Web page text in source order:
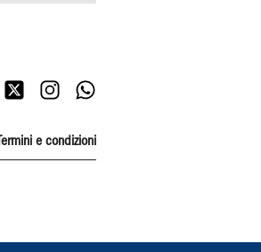
Termini e condizioni